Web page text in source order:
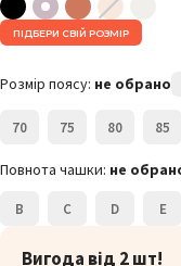
ПІДБЕРИ СВІЙ РОЗМІР
Розмір поясу: не обрано
70 75 80 85
Повнота чашки: не
B C D E
Вигода від 2 шт!